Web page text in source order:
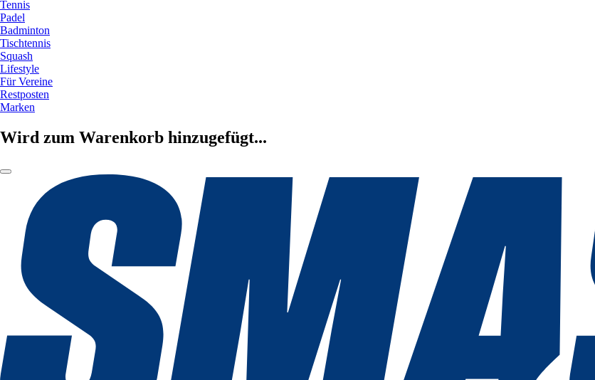
Tennis
Padel
Badminton
Tischtennis
Squash
Lifestyle
Für Vereine
Restposten
Marken
Wird zum Warenkorb hinzugefügt...